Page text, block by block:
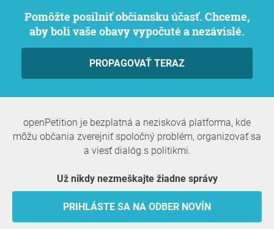
Pomôžte posilniť občiansku účasť. Chceme,
aby boli vaše obavy vypočuté a nezávislé.
PROPAGOVAŤ TERAZ
openPetition je bezplatná a nezisková platforma, kde
môžu občania zverejniť spoločný problém, organizovať sa
a viesť dialóg s politikmi.
Už nikdy nezmeškajte žiadne správy
PRIHLÁSTE SA NA ODBER NOVÍN